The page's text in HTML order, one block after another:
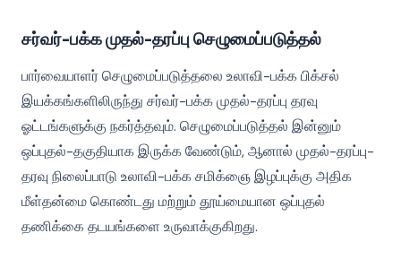
சர்வர்-பக்க முதல்-தரப்பு செழுமைப்படுத்தல்
பார்வையாளர் செழுமைப்படுத்தலை உலாவி-பக்க பிக்சல்
இயக்கங்களிலிருந்து சர்வர்-பக்க முதல்-தரப்பு தரவு
ஓட்டங்களுக்கு நகர்த்தவும். செழுமைப்படுத்தல் இன்னும்
ஒப்புதல்-தகுதியாக இருக்க வேண்டும், ஆனால் முதல்-தரப்பு-
தரவு நிலைப்பாடு உலாவி-பக்க சமிக்ஞை இழப்புக்கு அதிக
மீள்தன்மை கொண்டது மற்றும் தூய்மையான ஒப்புதல்
தணிக்கை தடயங்களை உருவாக்குகிறது.